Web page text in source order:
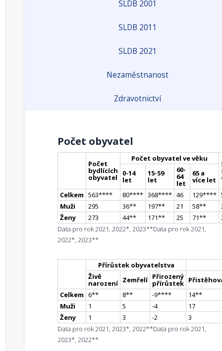
SLDB 2001
SLDB 2011
SLDB 2021
Nezaměstnanost
Zdravotnictví
Počet obyvatel
Počet
bydlících
obyvatel
Počet obyvatel ve věku
0-14
let
15-59
let
60-
64
let
65 a
více let
Celkem 563**** 80**** 368**** 46 129****
Muži
295 36** 197** 21 58**
Ženy
273 44** 171** 25 71**
Data pro rok 2021, 2022*, 2023**Data pro rok 2021,
2022*, 2023**
Přírůstek obyvatelstva
Živě
narození Zemřelí Přirozený
přírůstek
Celkem 6** 8** -9**** 14**
Muži
1 5 -4
17
Ženy
1 3 -2
3
Data pro rok 2021, 2023*, 2022**Data pro rok 2021,
2023*, 2022**